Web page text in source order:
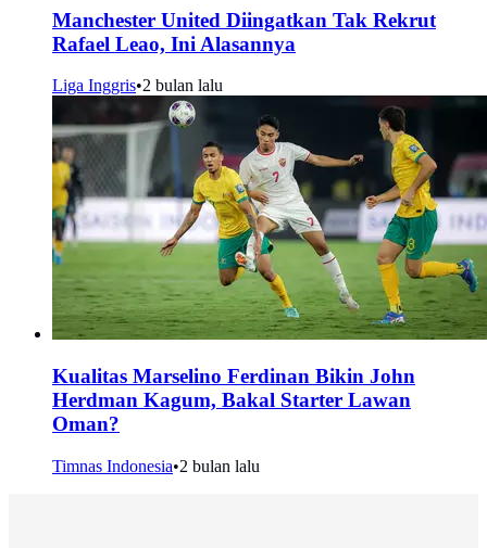
Manchester United Diingatkan Tak Rekrut
Rafael Leao, Ini Alasannya
Liga Inggris•2 bulan lalu
Kualitas Marselino Ferdinan Bikin John
Herdman Kagum, Bakal Starter Lawan
Oman?
Timnas Indonesia•2 bulan lalu